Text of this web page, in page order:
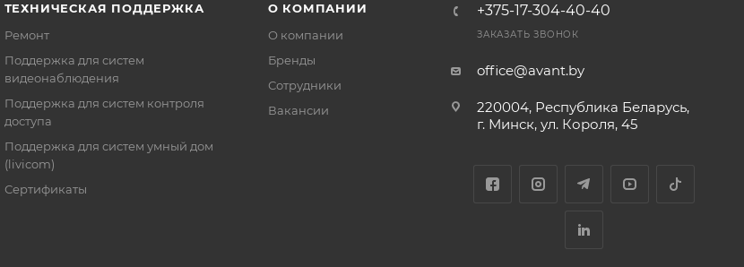
ТЕХНИЧЕСКАЯ ПОДДЕРЖКА
Ремонт
Поддержка для систем
видеонаблюдения
Поддержка для систем контроля
доступа
Поддержка для систем умный дом
(livicom)
Сертификаты
О КОМПАНИИ
О компании
Бренды
Сотрудники
Вакансии
+375-17-304-40-40
ЗАКАЗАТЬ ЗВОНОК
office@avant.by
220004, Республика Беларусь,
г. Минск, ул. Короля, 45